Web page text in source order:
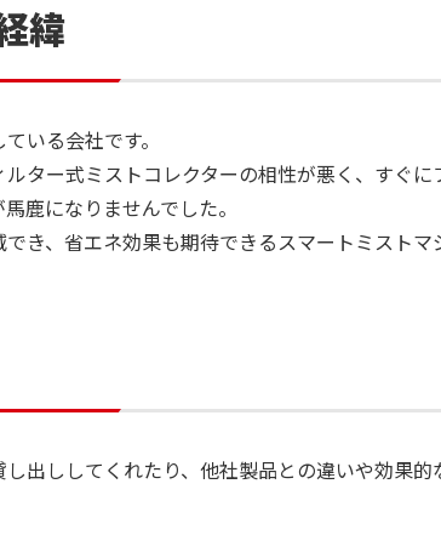
見学について
への取り組み
緯
いる会社です。
ター式ミストコレクターの相性が悪く、すぐ
鹿になりませんでした。
き、省エネ効果も期待できるスマートミストマ
出ししてくれたり、他社製品との違いや効果